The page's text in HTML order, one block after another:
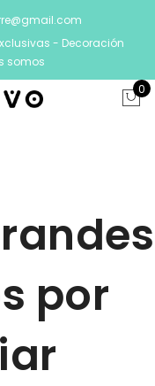
- Decoración
somos
0
por